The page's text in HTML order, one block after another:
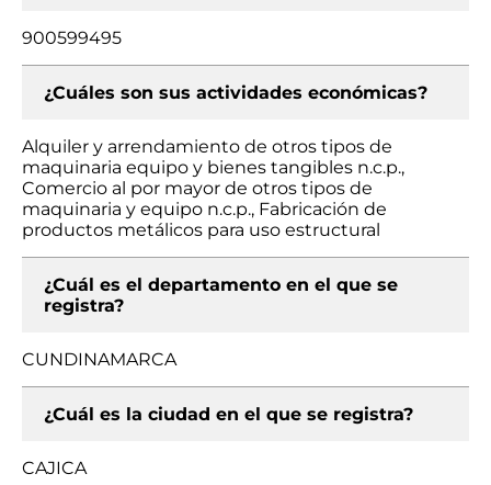
900599495
¿Cuáles son sus actividades económicas?
Alquiler y arrendamiento de otros tipos de
maquinaria equipo y bienes tangibles n.c.p.,
Comercio al por mayor de otros tipos de
maquinaria y equipo n.c.p., Fabricación de
productos metálicos para uso estructural
¿Cuál es el departamento en el que se
registra?
CUNDINAMARCA
¿Cuál es la ciudad en el que se registra?
CAJICA